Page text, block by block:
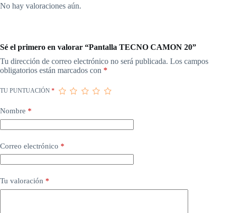
No hay valoraciones aún.
Sé el primero en valorar “Pantalla TECNO CAMON 20”
Tu dirección de correo electrónico no será publicada. Los campos
obligatorios están marcados con *
TU PUNTUACIÓN *
Nombre *
Correo electrónico *
Tu valoración *